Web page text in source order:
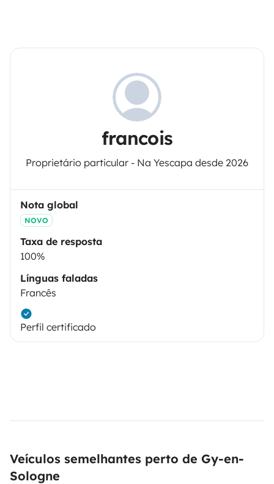
francois
Proprietário particular - Na Yescapa desde 2026
Nota global
NOVO
Taxa de resposta
100%
Línguas faladas
Francês
Perfil certificado
Veículos semelhantes perto de Gy-en-
Sologne